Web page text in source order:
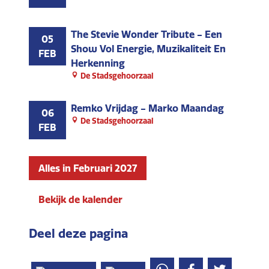
05
FEB
The Stevie Wonder Tribute - Een
Show Vol Energie, Muzikaliteit En
Herkenning
De Stadsgehoorzaal
06
FEB
Remko Vrijdag - Marko Maandag
De Stadsgehoorzaal
Alles in Februari 2027
Bekijk de kalender
Deel deze pagina